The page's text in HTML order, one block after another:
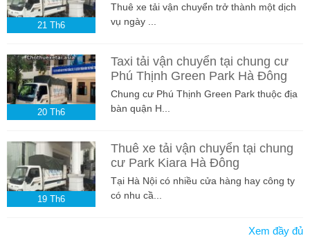
21 Th6
Thuê xe tải vận chuyển trở thành một dịch
vụ ngày ...
20 Th6
Taxi tải vận chuyển tại chung cư
Phú Thịnh Green Park Hà Đông
Chung cư Phú Thịnh Green Park thuộc địa
bàn quận H...
19 Th6
Thuê xe tải vận chuyển tại chung
cư Park Kiara Hà Đông
Tại Hà Nội có nhiều cửa hàng hay công ty
có nhu cầ...
Xem đầy đủ